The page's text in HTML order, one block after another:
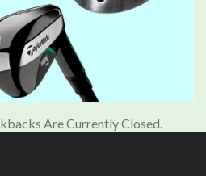
Are Currently Closed.